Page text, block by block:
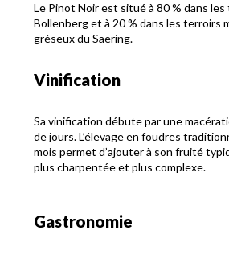
Le Pinot Noir est situé à 80 % dans
Bollenberg et à 20 % dans les terroirs
gréseux du Saering.
Vinification
Sa vinification débute par une
de jours. L’élevage en foudres
mois permet d’ajouter à son fruité
plus charpentée et plus complexe.
Gastronomie